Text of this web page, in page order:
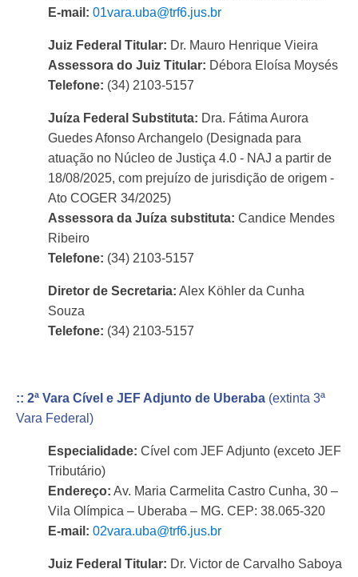
E-mail: 01vara.uba@trf6.jus.br
Juiz Federal Titular: Dr. Mauro Henrique Vieira
Assessora do Juiz Titular: Débora Eloísa Moysés
Telefone: (34) 2103-5157
Juíza Federal Substituta: Dra. Fátima Aurora
Guedes Afonso Archangelo (Designada para
atuação no Núcleo de Justiça 4.0 - NAJ a partir de
18/08/2025, com prejuízo de jurisdição de origem -
Ato COGER 34/2025)
Assessora da Juíza substituta: Candice Mendes
Ribeiro
Telefone: (34) 2103-5157
Diretor de Secretaria: Alex Köhler da Cunha
Souza
Telefone: (34) 2103-5157
:: 2ª Vara Cível e JEF Adjunto de Uberaba (extinta 3ª
Vara Federal)
Especialidade: Cível com JEF Adjunto (exceto JEF
Tributário)
Endereço: Av. Maria Carmelita Castro Cunha, 30 –
Vila Olímpica – Uberaba – MG. CEP: 38.065-320
E-mail: 02vara.uba@trf6.jus.br
Juiz Federal Titular: Dr. Victor de Carvalho Saboya